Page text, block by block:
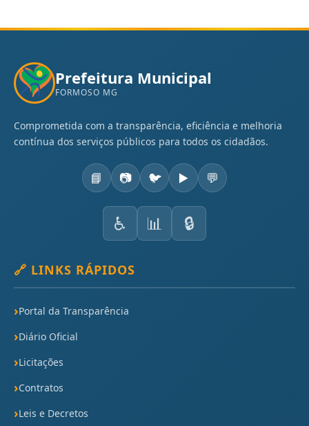
Prefeitura Municipal
FORMOSO MG
Comprometida com a transparência, eficiência e melhoria
contínua dos serviços públicos para todos os cidadãos.
📘 📷 🐦 ▶️ 💬
♿ 📊 🔒
🔗 LINKS RÁPIDOS
Portal da Transparência
Diário Oficial
Licitações
Contratos
Leis e Decretos